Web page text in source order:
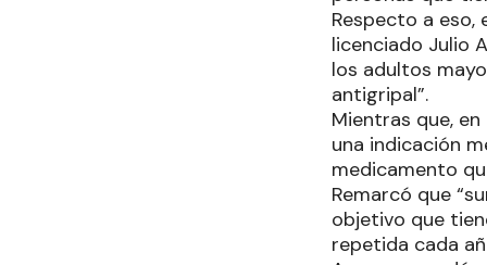
Respecto a
licenciado Julio
los adultos
antigripal”.
Mientras que,
una indicación
medicamento
Remarcó que
objetivo que
repetida cada